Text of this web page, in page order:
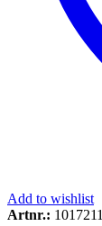
Add to wishlist
Artnr.: